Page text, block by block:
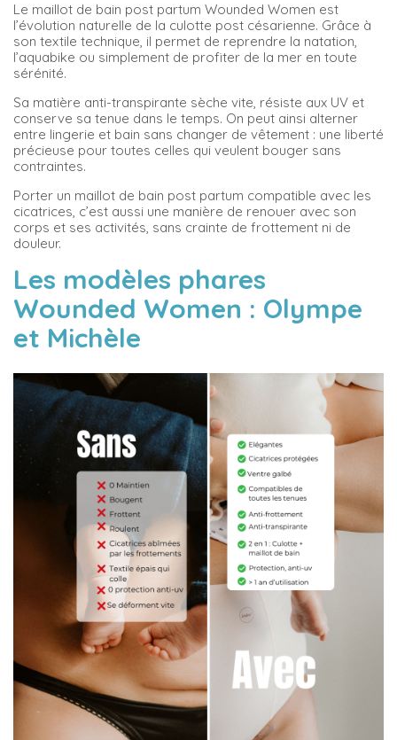
Le maillot de bain post partum Wounded Women est
l’évolution naturelle de la culotte post césarienne. Grâce à
son textile technique, il permet de reprendre la natation,
l’aquabike ou simplement de profiter de la mer en toute
sérénité.
Sa matière anti-transpirante sèche vite, résiste aux UV et
conserve sa tenue dans le temps. On peut ainsi alterner
entre lingerie et bain sans changer de vêtement : une liberté
précieuse pour toutes celles qui veulent bouger sans
contraintes.
Porter un maillot de bain post partum compatible avec les
cicatrices, c’est aussi une manière de renouer avec son
corps et ses activités, sans crainte de frottement ni de
douleur.
Les modèles phares
Wounded Women : Olympe
et Michèle